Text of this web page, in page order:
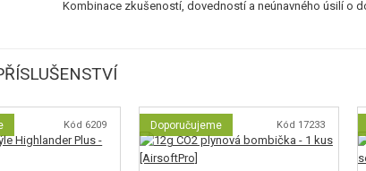
Kombinace zkušeností, dovedností a neúnavného úsilí o
Kód 6209 Doporučujeme Kód 17233